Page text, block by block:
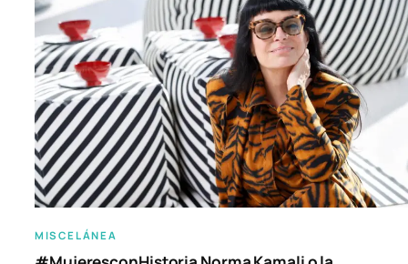
MISCELÁNEA